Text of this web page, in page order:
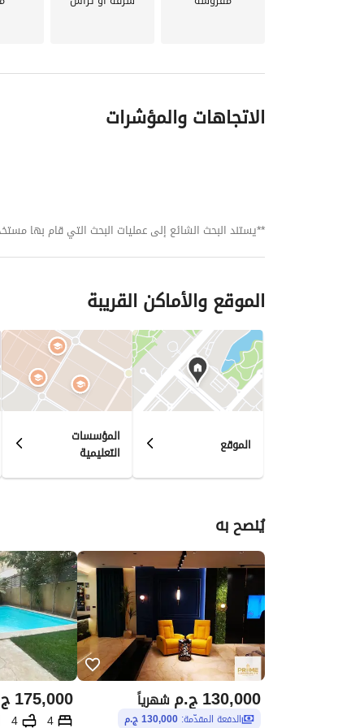
الاتجاهات والمؤشرات
**يستند البحث الشائع إلى عمليات البحث التي قام بها مستخدمي
الموقع والأماكن القريبة
الموقع المؤسسات
التعليمية
يُنصح به
ج.م130,000 شهرياً
الدفعة المقدّمة: 130,000 ج.م
175,000
4
4